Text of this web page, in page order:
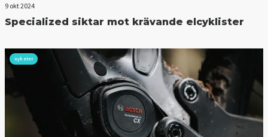
9 okt 2024
Specialized siktar mot krävande elcyklister
nyheter